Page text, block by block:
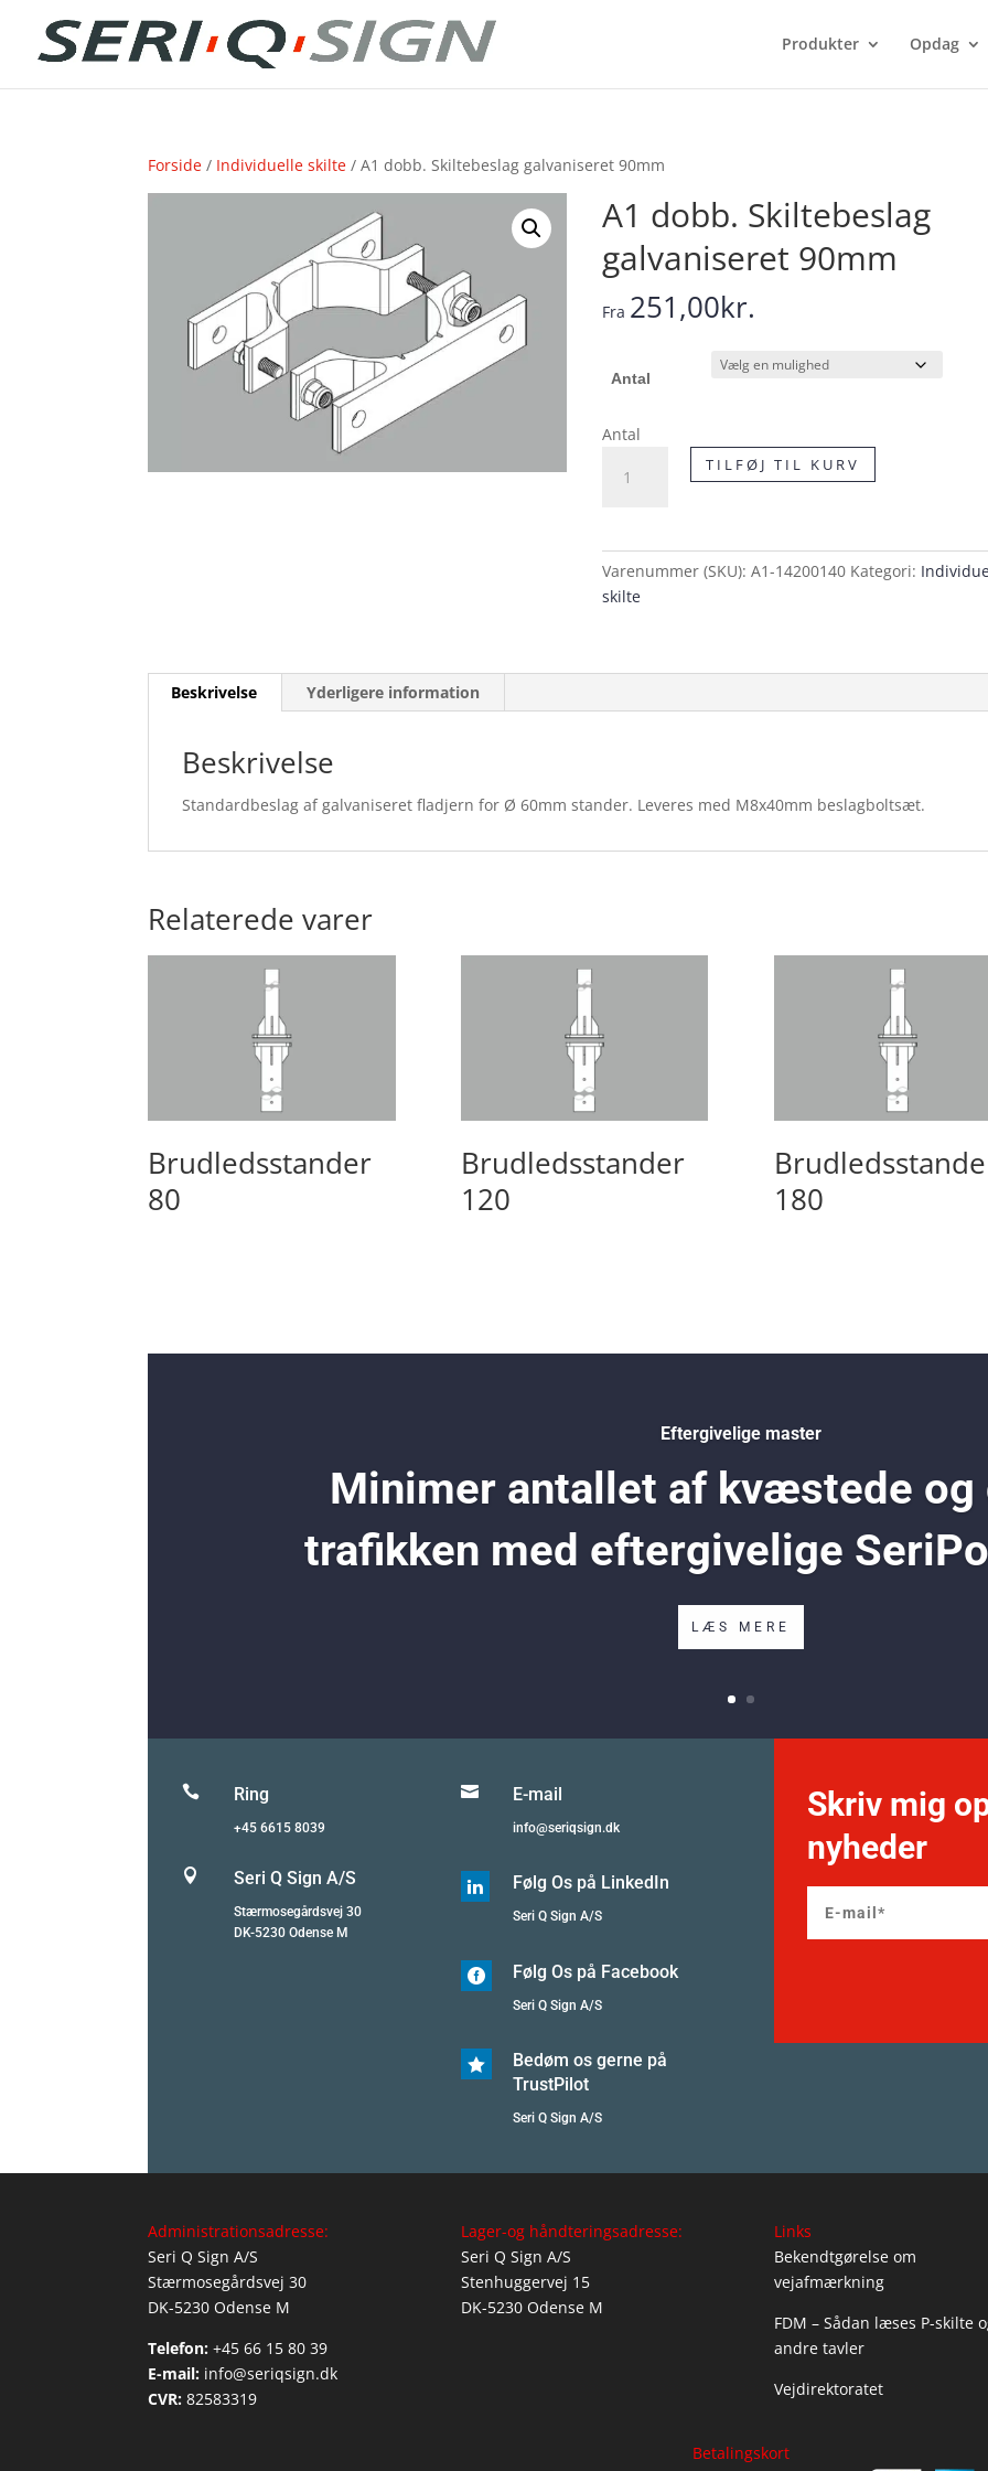
Produkter Opdag
Forside / Individuelle skilte / A1 dobb. Skiltebeslag galvaniseret 90mm
A1 dobb. Skiltebeslag
galvaniseret 90mm
Fra 251,00kr.
Antal
Antal
dobb.
antal
TILFØJ TIL KURV
Varenummer (SKU):A1-14200140 Kategori:
skilte
Beskrivelse Yderligere information
Beskrivelse
Standardbeslag af galvaniseret fladjern for Ø 60mm stander. Leveres med M8x40mm beslagboltsæt.
Relaterede varer
Brudledsstander
80
Brudledsstander
120
180
Eftergivelige master
Minimer antallet af kvæstede
trafikken med eftergivelige
LÆS MERE
 Ring
+45 6615 8039
 Seri Q Sign A/S
Stærmosegårdsvej 30
DK-5230 Odense M
 E-mail
info@seriqsign.dk
 Følg Os på LinkedIn
Seri Q Sign A/S
 Følg Os på Facebook
Seri Q Sign A/S

Bedøm os gerne på
TrustPilot
Seri Q Sign A/S
Skriv mig
nyheder
Administrationsadresse:
Seri Q Sign A/S
Stærmosegårdsvej 30
DK-5230 Odense M
Telefon: +45 66 15 80 39
E-mail: info@seriqsign.dk
CVR: 82583319
Lager-og håndteringsadresse:
Seri Q Sign A/S
Stenhuggervej 15
DK-5230 Odense M
Links
Bekendtgørelse om
vejafmærkning
FDM – Sådan læses P-skilte
andre tavler
Vejdirektoratet
Betalingskort